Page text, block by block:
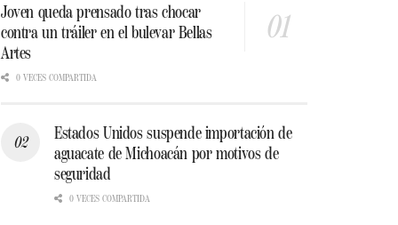
Joven queda prensado tras chocar
contra un tráiler en el bulevar Bellas
Artes
0 VECES COMPARTIDA
Estados Unidos suspende importación de
aguacate de Michoacán por motivos de
seguridad
0 VECES COMPARTIDA